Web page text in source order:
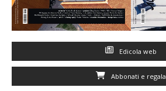
Edicola web
Abbonati e regala